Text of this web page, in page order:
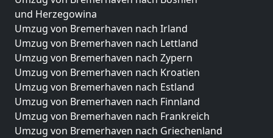
und Herzegowina
Umzug von Bremerhaven nach Irland
Umzug von Bremerhaven nach Lettland
Umzug von Bremerhaven nach Zypern
Umzug von Bremerhaven nach Kroatien
Umzug von Bremerhaven nach Estland
Umzug von Bremerhaven nach Finnland
Umzug von Bremerhaven nach Frankreich
Umzug von Bremerhaven nach Griechenland